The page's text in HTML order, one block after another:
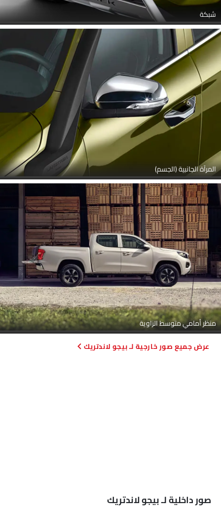
شبكة
المرآة الجانبية (الجسم)
منظر أمامي متوسط الزاوية
صور خارجية لـ بيجو لاندتريك
صور داخلية لـ بيجو لاندتريك